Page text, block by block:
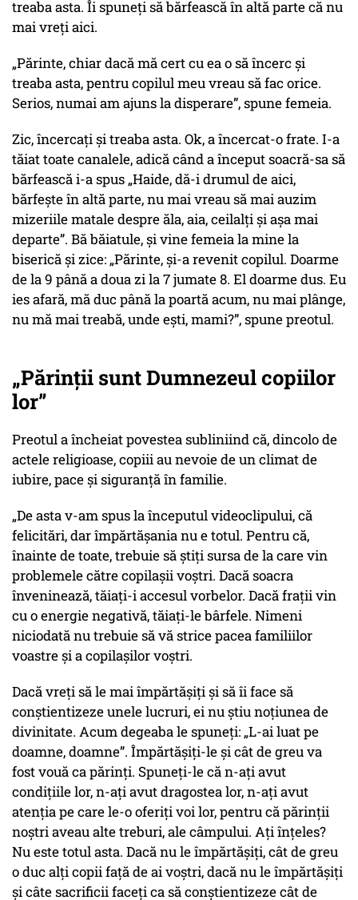
treaba asta. Îi spuneți să bărfească în altă parte că nu
mai vreți aici.
„Părinte, chiar dacă mă cert cu ea o să încerc și
treaba asta, pentru copilul meu vreau să fac orice.
Serios, numai am ajuns la disperare”, spune femeia.
Zic, încercați și treaba asta. Ok, a încercat-o frate. I-a
tăiat toate canalele, adică când a început soacră-sa să
bărfească i-a spus „Haide, dă-i drumul de aici,
bărfește în altă parte, nu mai vreau să mai auzim
mizeriile matale despre ăla, aia, ceilalți și așa mai
departe”. Bă băiatule, și vine femeia la mine la
biserică și zice: „Părinte, și-a revenit copilul. Doarme
de la 9 până a doua zi la 7 jumate 8. El doarme dus. Eu
ies afară, mă duc până la poartă acum, nu mai plânge,
nu mă mai treabă, unde ești, mami?”, spune preotul.
„Părinții sunt Dumnezeul copiilor
lor”
Preotul a încheiat povestea subliniind că, dincolo de
actele religioase, copiii au nevoie de un climat de
iubire, pace și siguranță în familie.
„De asta v-am spus la începutul videoclipului, că
felicitări, dar împărtășania nu e totul. Pentru că,
înainte de toate, trebuie să știți sursa de la care vin
problemele către copilașii voștri. Dacă soacra
înveninează, tăiați-i accesul vorbelor. Dacă frații vin
cu o energie negativă, tăiați-le bârfele. Nimeni
niciodată nu trebuie să vă strice pacea familiilor
voastre și a copilașilor voștri.
Dacă vreți să le mai împărtășiți și să îi face să
conștientizeze unele lucruri, ei nu știu noțiunea de
divinitate. Acum degeaba le spuneți: „L-ai luat pe
doamne, doamne”. Împărtășiți-le și cât de greu va
fost vouă ca părinți. Spuneți-le că n-ați avut
condițiile lor, n-ați avut dragostea lor, n-ați avut
atenția pe care le-o oferiți voi lor, pentru că părinții
noștri aveau alte treburi, ale câmpului. Ați înțeles?
Nu este totul asta. Dacă nu le împărtășiți, cât de greu
o duc alți copii față de ai voștri, dacă nu le împărtășiți
și câte sacrificii faceți ca să conștientizeze cât de